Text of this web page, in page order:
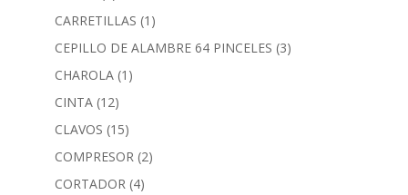
CARRETILLAS (1)
CEPILLO DE ALAMBRE 64 PINCELES (3)
CHAROLA (1)
CINTA (12)
CLAVOS (15)
COMPRESOR (2)
CORTADOR (4)